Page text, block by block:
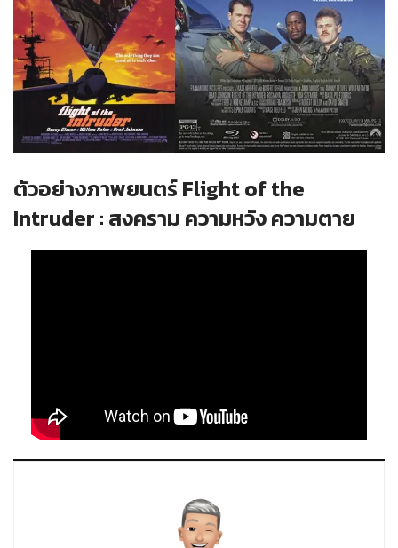
ตัวอย่างภาพยนตร์ Flight of the
Intruder : สงคราม ความหวัง ความตาย